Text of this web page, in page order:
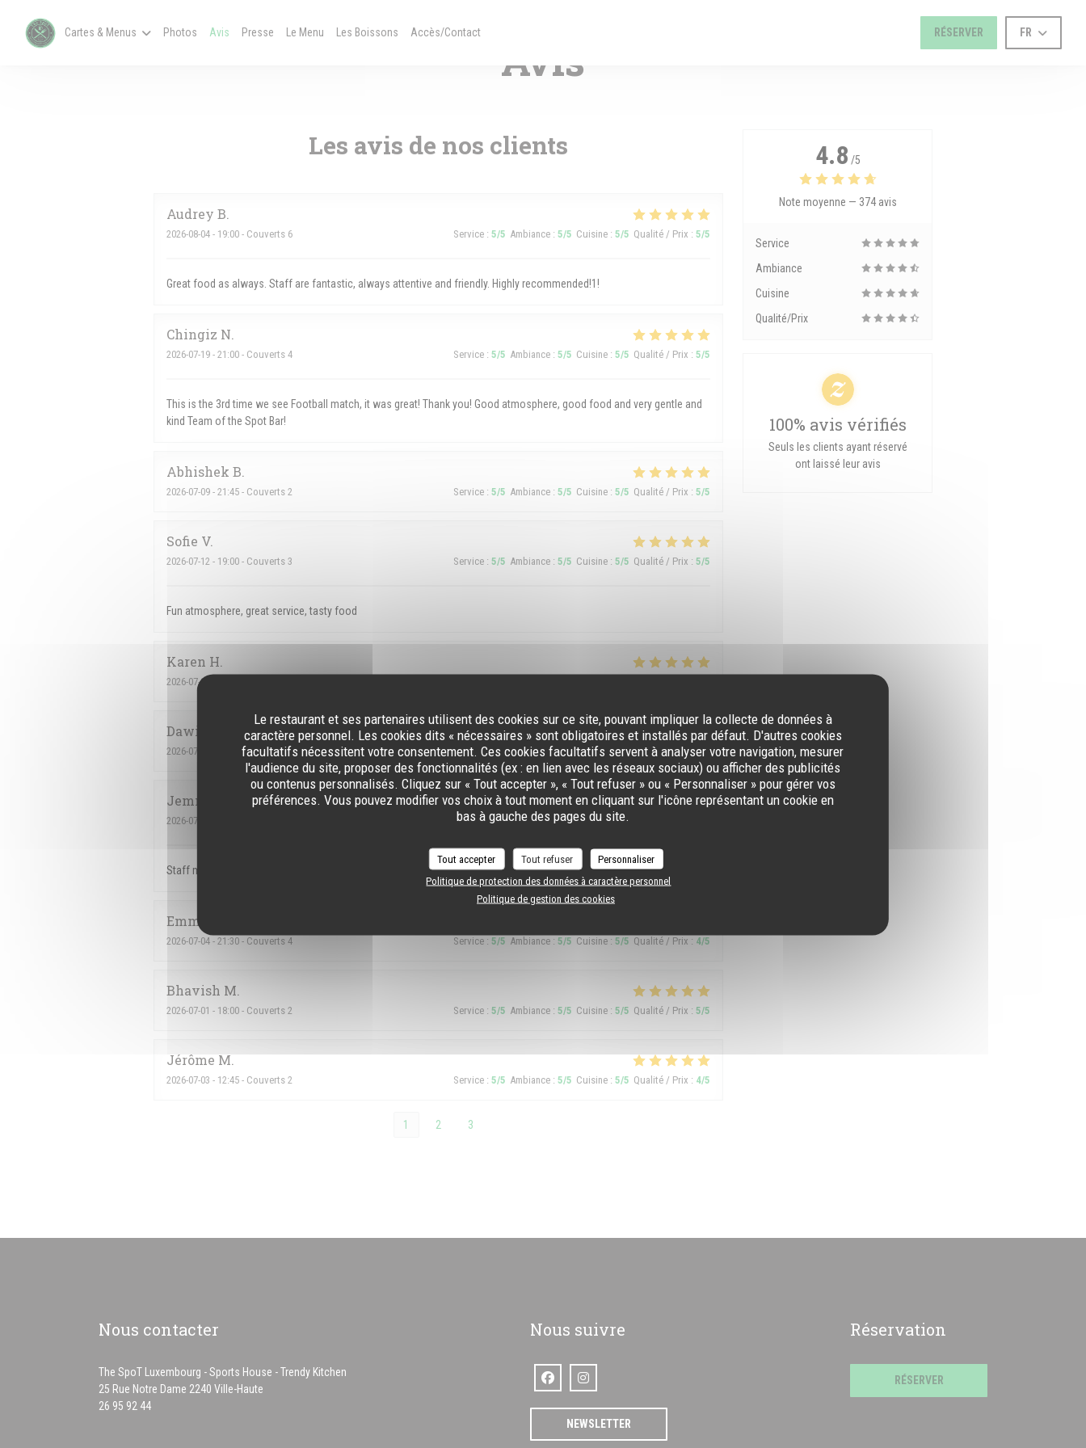
Le restaurant et ses partenaires utilisent des cookies sur ce site, pouvant impliquer la collecte de données à
caractère personnel. Les cookies dits « nécessaires » sont obligatoires et installés par défaut. D'autres cookies
facultatifs nécessitent votre consentement. Ces cookies facultatifs servent à analyser votre navigation, mesurer
l'audience du site, proposer des fonctionnalités (ex : en lien avec les réseaux sociaux) ou afficher des publicités
ou contenus personnalisés. Cliquez sur « Tout accepter », « Tout refuser » ou « Personnaliser » pour gérer vos
préférences. Vous pouvez modifier vos choix à tout moment en cliquant sur l'icône représentant un cookie en
bas à gauche des pages du site.
Tout accepter Tout refuser
Personnaliser
Politique de protection des données à caractère personnel
Politique de gestion des cookies
Cartes & Menus Photos Avis Presse Le Menu ((ouvre une nouvelle fenêtre))
Les Boissons ((ouvre une nouvelle fenêtre))
Accès/Contact RÉSERVER FR
Avis
Les avis de nos clients
Audrey B
2026-08-04 - 19:00 - Couverts 6 Service : 5/5 Ambiance : 5/5 Cuisine : 5/5 Qualité / Prix : 5/5
Great food as always. Staff are fantastic, always attentive and friendly. Highly recommended!1!
Chingiz N
2026-07-19 - 21:00 - Couverts 4 Service : 5/5 Ambiance : 5/5 Cuisine : 5/5 Qualité / Prix : 5/5
This is the 3rd time we see Football match, it was great! Thank you! Good atmosphere, good food and very gentle and
kind Team of the Spot Bar!
Abhishek B
2026-07-09 - 21:45 - Couverts 2 Service : 5/5 Ambiance : 5/5 Cuisine : 5/5 Qualité / Prix : 5/5
Sofie V
2026-07-12 - 19:00 - Couverts 3 Service : 5/5 Ambiance : 5/5 Cuisine : 5/5 Qualité / Prix : 5/5
Fun atmosphere, great service, tasty food
Karen H
2026-07-09
Dawid
2026-07-07 - 18:00 - Couverts 2 Service: 5/5 Ambiance: 5/5 Cuisine : 4/5 Qualité / Prix: 5/5
Jemmely
2026-07-03 Service: 5/5 Ambiance : 5/5 Cuisine: 5/5
Staff members amazing. We love the maninhos. One negative point, they let Argentines people come in.
Emma
2026-07-04 - 21:30 - Couverts 4 Service : 5/5 Ambiance : 5/5 Cuisine : 5/5 Qualité / Prix : 4/5
Bhavish M
2026-07-01 - 18:00 - Couverts 2 Service : 5/5 Ambiance : 5/5 Cuisine : 5/5 Qualité / Prix : 5/5
Jérôme M
2026-07-03 - 12:45 - Couverts 2 Service : 5/5 Ambiance : 5/5 Cuisine : 5/5 Qualité / Prix : 4/5
1 2 3
4.8 /5
Note moyenne — 374 avis
Service
Ambiance
Cuisine
Qualité/Prix
100% avis vérifiés
Seuls les clients ayant réservé
ont laissé leur avis
Nous contacter
The SpoT Luxembourg - Sports House - Trendy Kitchen
25 Rue Notre Dame 2240 Ville-Haute
26 95 92 44
Nous suivre
Facebook ((ouvre une nouvelle fenêtre))
Instagram ((ouvre une nouvelle fenêtre))
NEWSLETTER
Réservation
RÉSERVER